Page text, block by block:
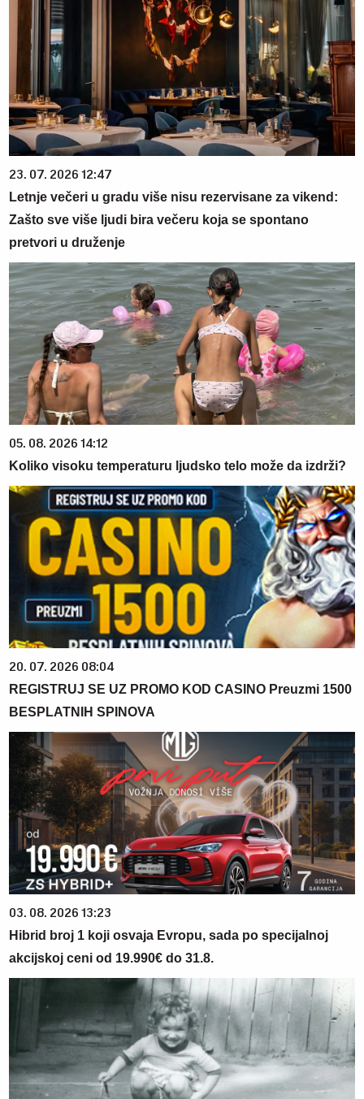
23. 07. 2026 12:47
Letnje večeri u gradu više nisu rezervisane za vikend:
Zašto sve više ljudi bira večeru koja se spontano
pretvori u druženje
05. 08. 2026 14:12
Koliko visoku temperaturu ljudsko telo može da izdrži?
20. 07. 2026 08:04
REGISTRUJ SE UZ PROMO KOD CASINO Preuzmi 1500
BESPLATNIH SPINOVA
03. 08. 2026 13:23
Hibrid broj 1 koji osvaja Evropu, sada po specijalnoj
akcijskoj ceni od 19.990€ do 31.8.